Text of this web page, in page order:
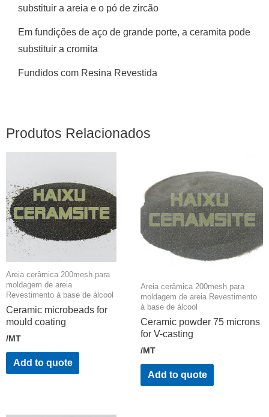
substituir a areia e o pó de zircão
Em fundições de aço de grande porte, a ceramita pode
substituir a cromita
Fundidos com Resina Revestida
Produtos Relacionados
Areia cerâmica 200mesh para
moldagem de areia
Revestimento à base de álcool
Ceramic microbeads for
mould coating
/MT
Add to quote
Areia cerâmica 200mesh para
moldagem de areia Revestimento
à base de álcool
Ceramic powder 75 microns
for V-casting
/MT
Add to quote